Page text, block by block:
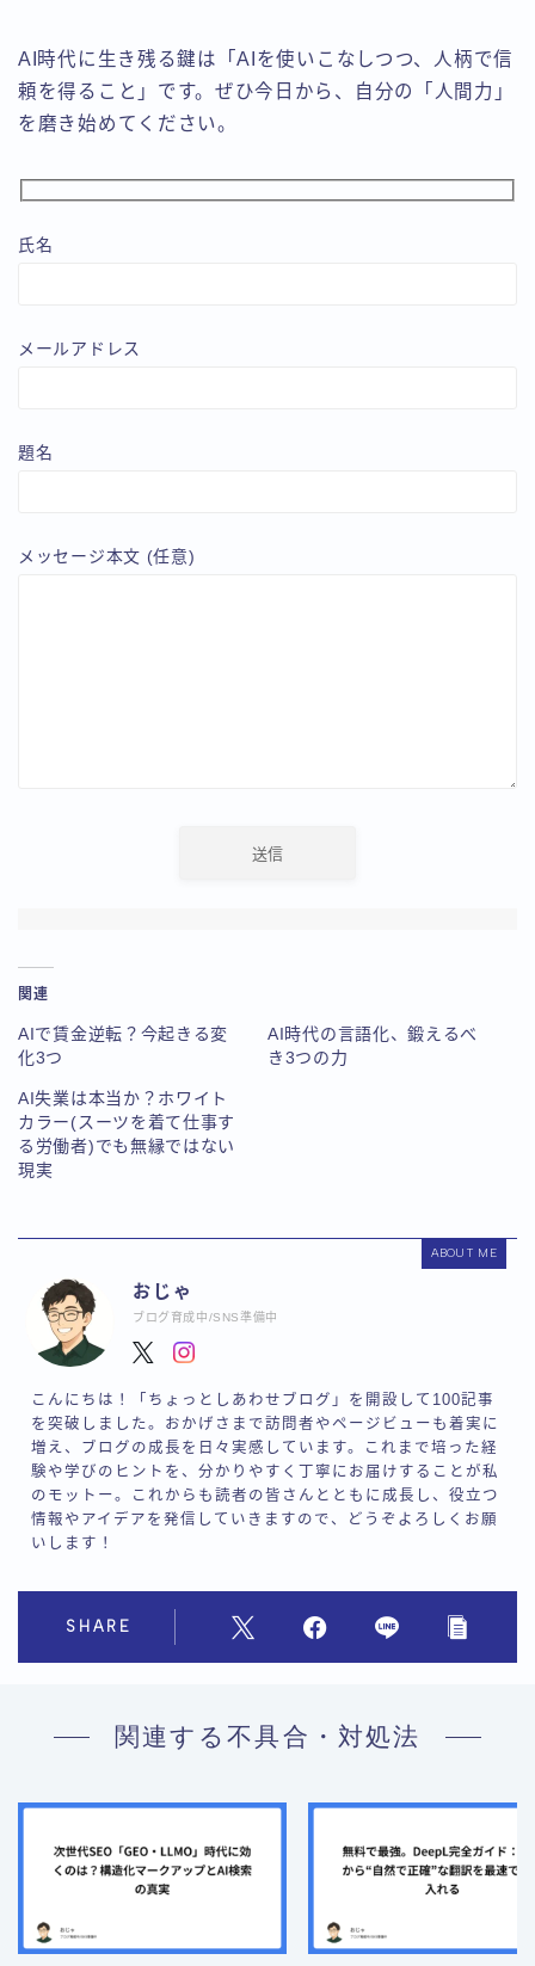
AI時代に生き残る鍵は「AIを使いこなしつつ、人柄で信
頼を得ること」です。ぜひ今日から、自分の「人間力」
を磨き始めてください。
氏名
メールアドレス
題名
メッセージ本文 (任意)
関連
AIで賃金逆転？今起きる変
化3つ
AI時代の言語化、鍛えるべ
き3つの力
AI失業は本当か？ホワイト
カラー(スーツを着て仕事す
る労働者)でも無縁ではない
現実
ABOUT ME
おじゃ
ブログ育成中/SNS準備中
こんにちは！「ちょっとしあわせブログ」を開設して100記事
を突破しました。おかげさまで訪問者やページビューも着実に
増え、ブログの成長を日々実感しています。これまで培った経
験や学びのヒントを、分かりやすく丁寧にお届けすることが私
のモットー。これからも読者の皆さんとともに成長し、役立つ
情報やアイデアを発信していきますので、どうぞよろしくお願
いします！
SHARE
関連する不具合・対処法